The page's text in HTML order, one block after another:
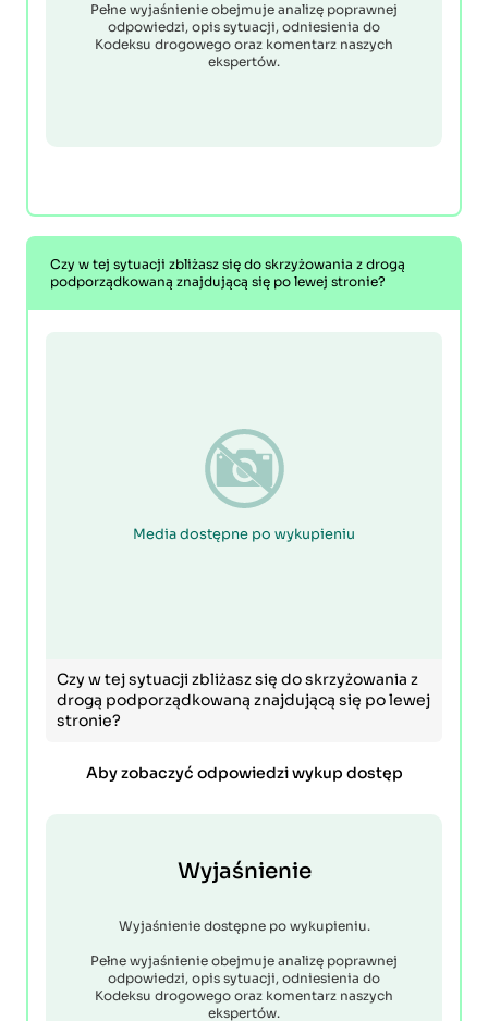
Pełne wyjaśnienie obejmuje analizę poprawnej
odpowiedzi, opis sytuacji, odniesienia do
Kodeksu drogowego oraz komentarz naszych
ekspertów.
Czy w tej sytuacji zbliżasz się do skrzyżowania z drogą
podporządkowaną znajdującą się po lewej stronie?
Media dostępne po wykupieniu
Czy w tej sytuacji zbliżasz się do skrzyżowania z
drogą podporządkowaną znajdującą się po lewej
stronie?
Aby zobaczyć odpowiedzi wykup dostęp
Wyjaśnienie
Wyjaśnienie dostępne po wykupieniu.
Pełne wyjaśnienie obejmuje analizę poprawnej
odpowiedzi, opis sytuacji, odniesienia do
Kodeksu drogowego oraz komentarz naszych
ekspertów.